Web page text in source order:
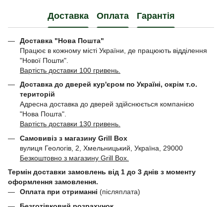
Доставка Оплата Гарантія
Доставка "Нова Пошта"
Працює в кожному місті України, де працюють відділення
"Нової Пошти".
Вартість доставки 100 гривень.
Доставка до дверей кур'єром по Україні, окрім т.о.
територій
Адресна доставка до дверей здійснюється компанією
"Нова Пошта".
Вартість доставки 130 гривень.
Самовивіз з магазину Grill Box
вулиця Геологів, 2, Хмельницький, Україна, 29000
Безкоштовно з магазину Grill Box.
Термін доставки замовлень від 1 до 3 днів з моменту
оформлення замовлення.
Оплата при отриманні (післяплата)